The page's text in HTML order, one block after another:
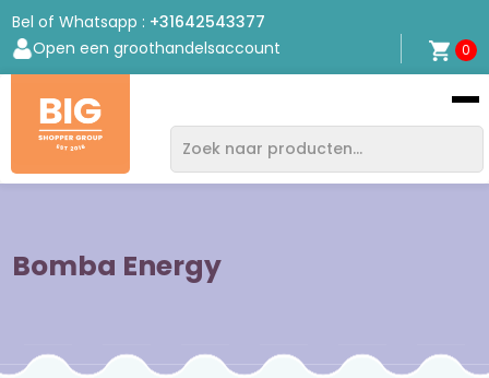
Bel of Whatsapp : +31642543377
Open een groothandelsaccount
0
Bigshopper
Group
Bomba Energy